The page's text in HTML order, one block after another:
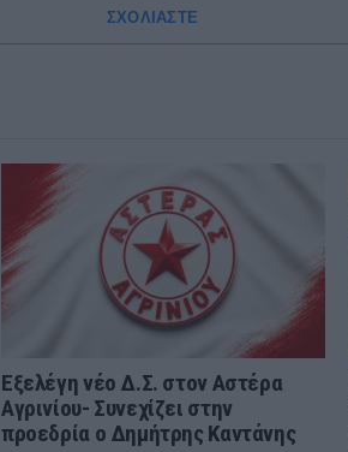
ΣΧΟΛΙΑΣΤΕ
Εξελέγη νέο Δ.Σ. στον Αστέρα
Αγρινίου- Συνεχίζει στην
προεδρία ο Δημήτρης Καντάνης